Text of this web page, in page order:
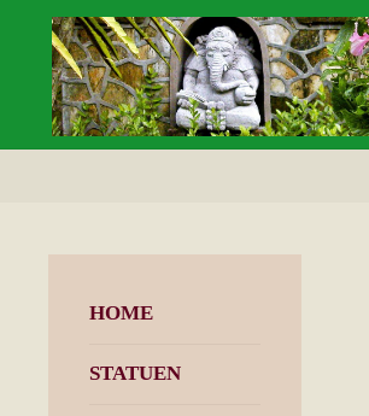
springen
HOME
STATUEN